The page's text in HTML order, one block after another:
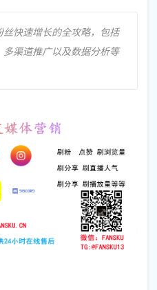
快速增长的全攻略，包括
渠道推广以及数据分析等